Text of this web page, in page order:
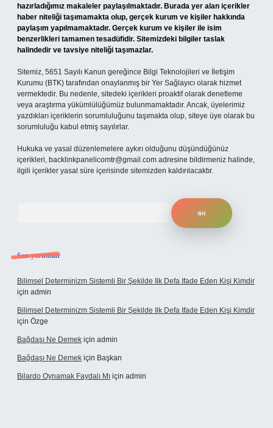
hazırladığımız makaleler paylaşılmaktadır. Burada yer alan içerikler
haber niteliği taşımamakta olup, gerçek kurum ve kişiler hakkında
paylaşım yapılmamaktadır. Gerçek kurum ve kişiler ile isim
benzerlikleri tamamen tesadüfidir. Sitemizdeki bilgiler taslak
halindedir ve tavsiye niteliği taşımazlar.
Sitemiz, 5651 Sayılı Kanun gereğince Bilgi Teknolojileri ve İletişim
Kurumu (BTK) tarafından onaylanmış bir Yer Sağlayıcı olarak hizmet
vermektedir. Bu nedenle, sitedeki içerikleri proaktif olarak denetleme
veya araştırma yükümlülüğümüz bulunmamaktadır. Ancak, üyelerimiz
yazdıkları içeriklerin sorumluluğunu taşımakta olup, siteye üye olarak bu
sorumluluğu kabul etmiş sayılırlar.
Hukuka ve yasal düzenlemelere aykırı olduğunu düşündüğünüz
içerikleri, backlinkpanelicomtr@gmail.com adresine bildirmeniz halinde,
ilgili içerikler yasal süre içerisinde sitemizden kaldırılacaktır.
Son yorumlar
Bilimsel Determinizm Sistemli Bir Şekilde Ilk Defa Ifade Eden Kişi Kimdir
için admin
Bilimsel Determinizm Sistemli Bir Şekilde Ilk Defa Ifade Eden Kişi Kimdir
için Özge
Bağdaşı Ne Demek için admin
Bağdaşı Ne Demek için Başkan
Bilardo Oynamak Faydalı Mı için admin